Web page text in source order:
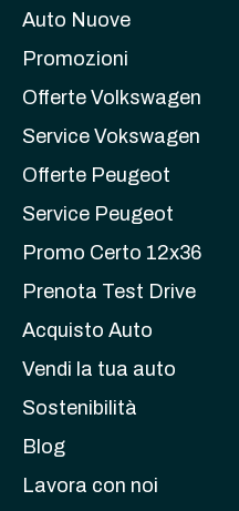
Auto Nuove
Promozioni
Offerte Volkswagen
Service Vokswagen
Offerte Peugeot
Service Peugeot
Promo Certo 12x36
Prenota Test Drive
Acquisto Auto
Vendi la tua auto
Sostenibilità
Blog
Lavora con noi